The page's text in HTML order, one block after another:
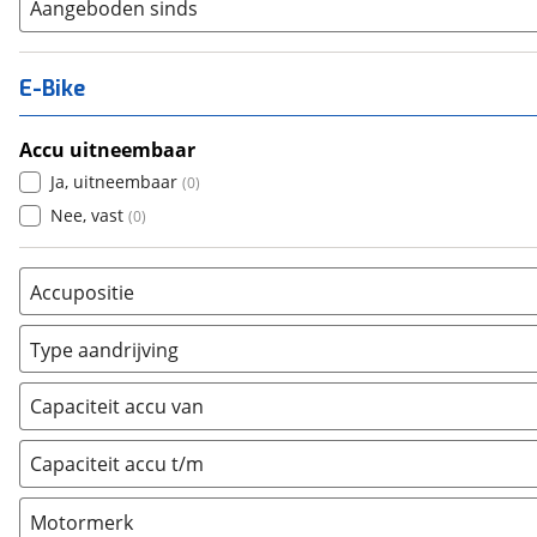
Aangeboden sinds
E-Bike
Accu uitneembaar
Ja, uitneembaar (0)
Nee, vast (0)
Accupositie
Bagagedrager (0)
Frame (0 )
Vloer (0
Achterbank (0)
Kofferbak (0)
Overig (0)
Type aandrijving
Achterwiel (0)
Trapas
Voorwiel
Capaciteit accu van
Capaciteit accu t/m
Motormerk